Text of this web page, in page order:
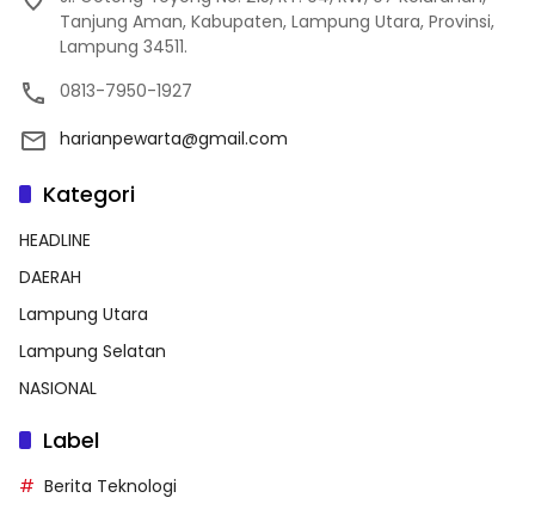
Tanjung Aman, Kabupaten, Lampung Utara, Provinsi,
Lampung 34511.
0813-7950-1927
harianpewarta@gmail.com
Kategori
HEADLINE
DAERAH
Lampung Utara
Lampung Selatan
NASIONAL
Label
Berita Teknologi